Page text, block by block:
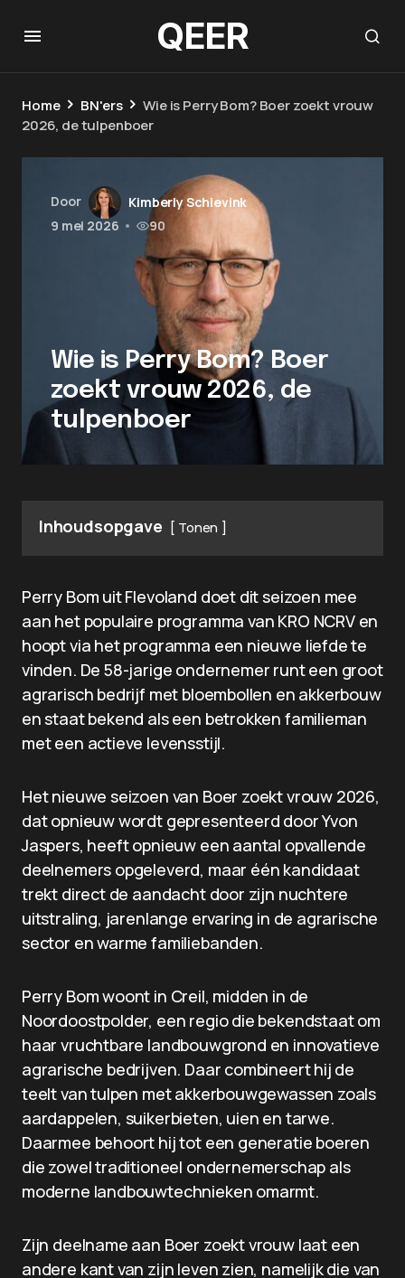
QEER
Home BN'ers
Wie is Perry Bom? Boer zoekt vrouw
2026, de tulpenboer
Door
Kimberly Schievink
9 mei 2026 • 90
Wie is Perry Bom? Boer
zoekt vrouw 2026, de
tulpenboer
Inhoudsopgave Tonen
Perry Bom uit Flevoland doet dit seizoen mee
aan het populaire programma van KRO NCRV en
hoopt via het programma een nieuwe liefde te
vinden. De 58-jarige ondernemer runt een groot
agrarisch bedrijf met bloembollen en akkerbouw
en staat bekend als een betrokken familieman
met een actieve levensstijl.
Het nieuwe seizoen van Boer zoekt vrouw 2026,
dat opnieuw wordt gepresenteerd door Yvon
Jaspers, heeft opnieuw een aantal opvallende
deelnemers opgeleverd, maar één kandidaat
trekt direct de aandacht door zijn nuchtere
uitstraling, jarenlange ervaring in de agrarische
sector en warme familiebanden.
Perry Bom woont in Creil, midden in de
Noordoostpolder, een regio die bekendstaat om
haar vruchtbare landbouwgrond en innovatieve
agrarische bedrijven. Daar combineert hij de
teelt van tulpen met akkerbouwgewassen zoals
aardappelen, suikerbieten, uien en tarwe.
Daarmee behoort hij tot een generatie boeren
die zowel traditioneel ondernemerschap als
moderne landbouwtechnieken omarmt.
Zijn deelname aan Boer zoekt vrouw laat een
andere kant van zijn leven zien, namelijk die van